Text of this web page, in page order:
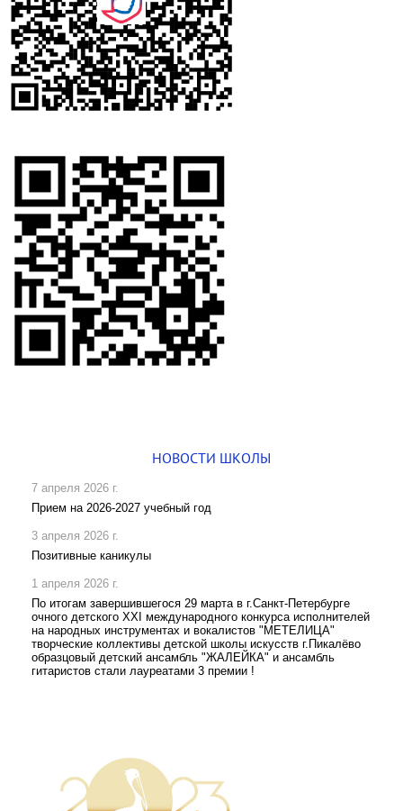
НОВОСТИ ШКОЛЫ
7 апреля 2026 г.
Прием на 2026-2027 учебный год
3 апреля 2026 г.
Позитивные каникулы
1 апреля 2026 г.
По итогам завершившегося 29 марта в г.Санкт-Петербурге
очного детского XXI международного конкурса исполнителей
на народных инструментах и вокалистов "МЕТЕЛИЦА"
творческие коллективы детской школы искусств г.Пикалёво
образцовый детский ансамбль "ЖАЛЕЙКА" и ансамбль
гитаристов стали лауреатами 3 премии !